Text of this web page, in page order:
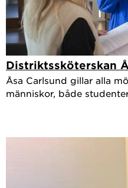
Distriktssköterskan
Åsa Carlsund gillar alla
människor, både